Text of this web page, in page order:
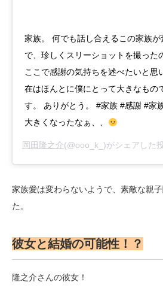
家族。 何でも話し合えるこの家族
で、珍しくスリーショットを撮った
ここで感謝の気持ちを述べたいと思
在はほんとに僕にとって大きなもの
す。 ありがとう。 #家族 #感謝 #家
大きくなったなぁ、、
岡田隆之介(@ooo_k_)がシェアした
家族愛は変わらないようで、素敵な親
た。
彼女と結婚の可能性！？
隆之介さんの彼女！